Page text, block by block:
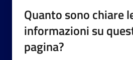
Quanto sono chiare
informazioni su
pagina?